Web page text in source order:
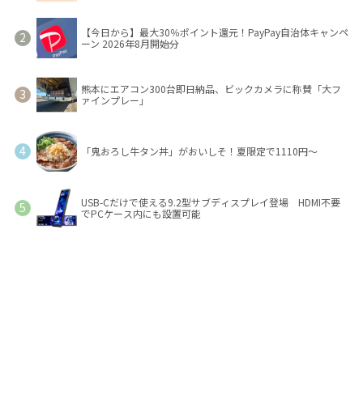
【今日から】最大30％ポイント還元！PayPay自治体キャンペ
ーン 2026年8月開始分
熊本にエアコン300台即日納品、ビックカメラに称賛「大フ
ァインプレー」
「鬼おろし牛タン丼」がおいしそ！夏限定で1110円～
USB-Cだけで使える9.2型サブディスプレイ登場 HDMI不要
でPCケース内にも設置可能